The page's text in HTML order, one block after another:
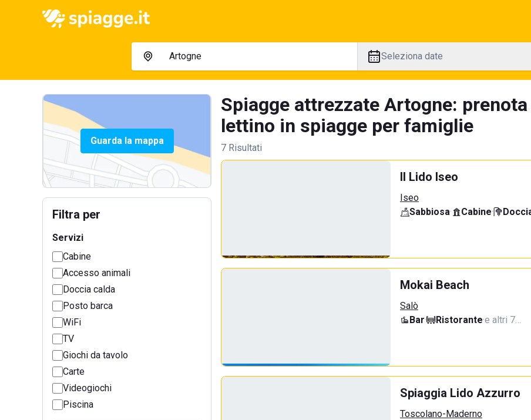
Seleziona date
Guarda la mappa
Filtra per
Servizi
Cabine
Accesso animali
Doccia calda
Posto barca
WiFi
TV
Giochi da tavolo
Carte
Videogiochi
Piscina
Spiagge attrezzate Artogne:
lettino in spiagge per famiglie
7 Risultati
Il Lido Iseo
Iseo
Sabbiosa· Cabine·
Mokai Beach
Salò
Bar· Ristorante·e altri 7…
Spiaggia Lido Azzurro
Toscolano-Maderno